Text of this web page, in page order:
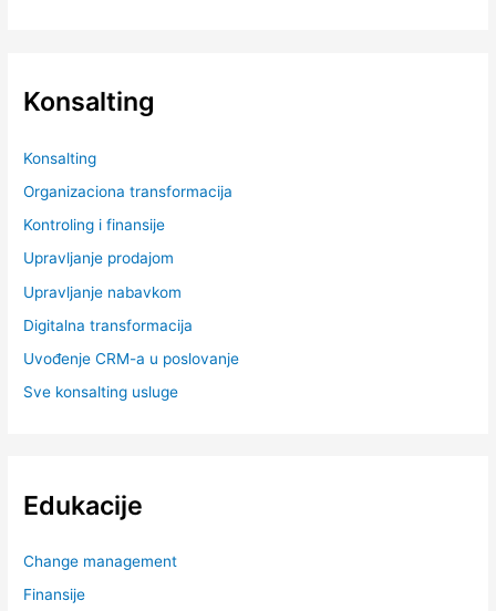
Konsalting
Konsalting
Organizaciona transformacija
Kontroling i finansije
Upravljanje prodajom
Upravljanje nabavkom
Digitalna transformacija
Uvođenje CRM-a u poslovanje
Sve konsalting usluge
Edukacije
Change management
Finansije